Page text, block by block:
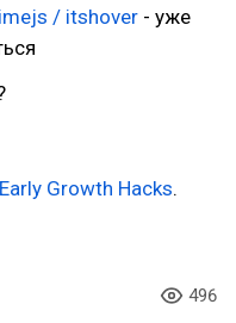
/ itshover - уже
Early Growth Hacks.
496